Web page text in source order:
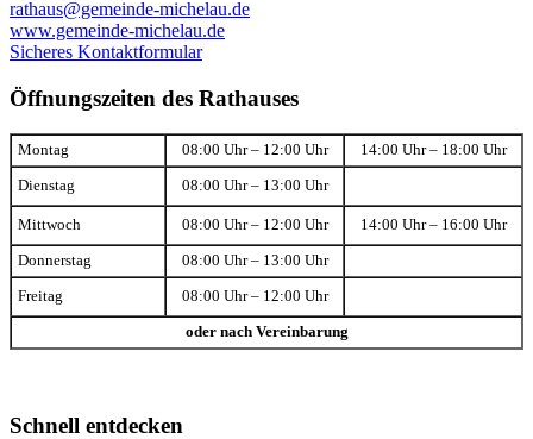
rathaus@gemeinde-michelau.de
www.gemeinde-michelau.de
Sicheres Kontaktformular
Öffnungszeiten des Rathauses
Montag 08:00 Uhr – 12:00 Uhr 14:00 Uhr – 18:00 Uhr
Dienstag 08:00 Uhr – 13:00 Uhr
Mittwoch 08:00 Uhr – 12:00 Uhr 14:00 Uhr – 16:00 Uhr
Donnerstag 08:00 Uhr – 13:00 Uhr
Freitag 08:00 Uhr – 12:00 Uhr
oder nach Vereinbarung
Schnell entdecken